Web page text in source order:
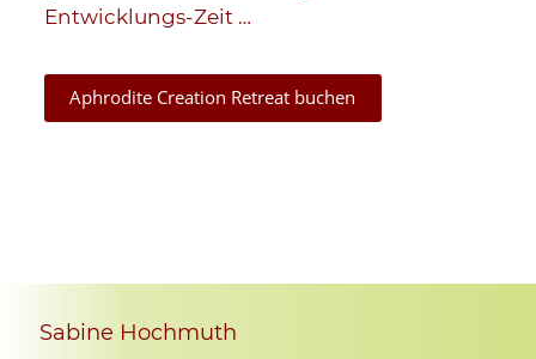
Entwicklungs-Zeit …
Aphrodite Creation Retreat buchen
Sabine Hochmuth